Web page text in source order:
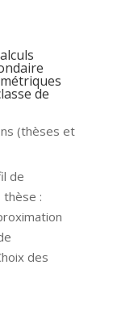
de
(thèses et
de
thèse :
des